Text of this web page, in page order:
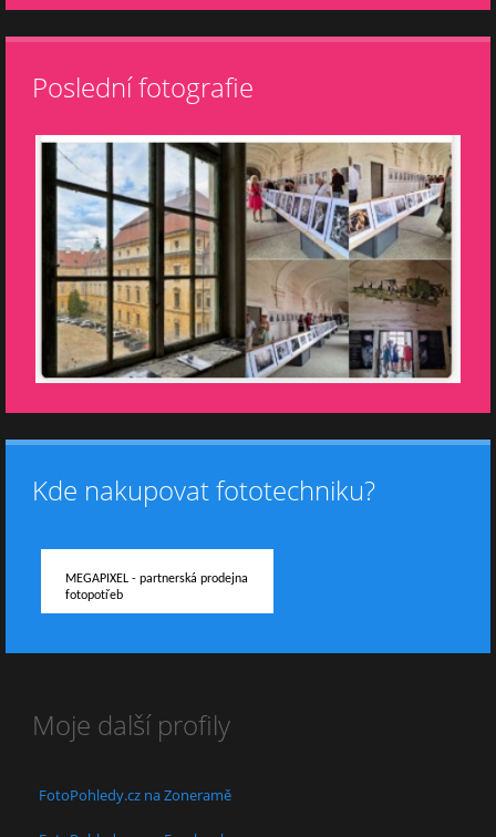
Poslední fotografie
Kde nakupovat fototechniku?
MEGAPIXEL - partnerská prodejna
fotopotřeb
Moje další profily
FotoPohledy.cz na Zoneramě